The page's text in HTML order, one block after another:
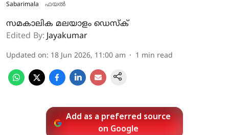
Sabarimala ഫയൽ
സമകാലിക മലയാളം ഡെസ്ക്
Edited By: Jayakumar
Updated on: 18 Jun 2026, 11:00 am 1 min read
Add as a preferred source
on Google